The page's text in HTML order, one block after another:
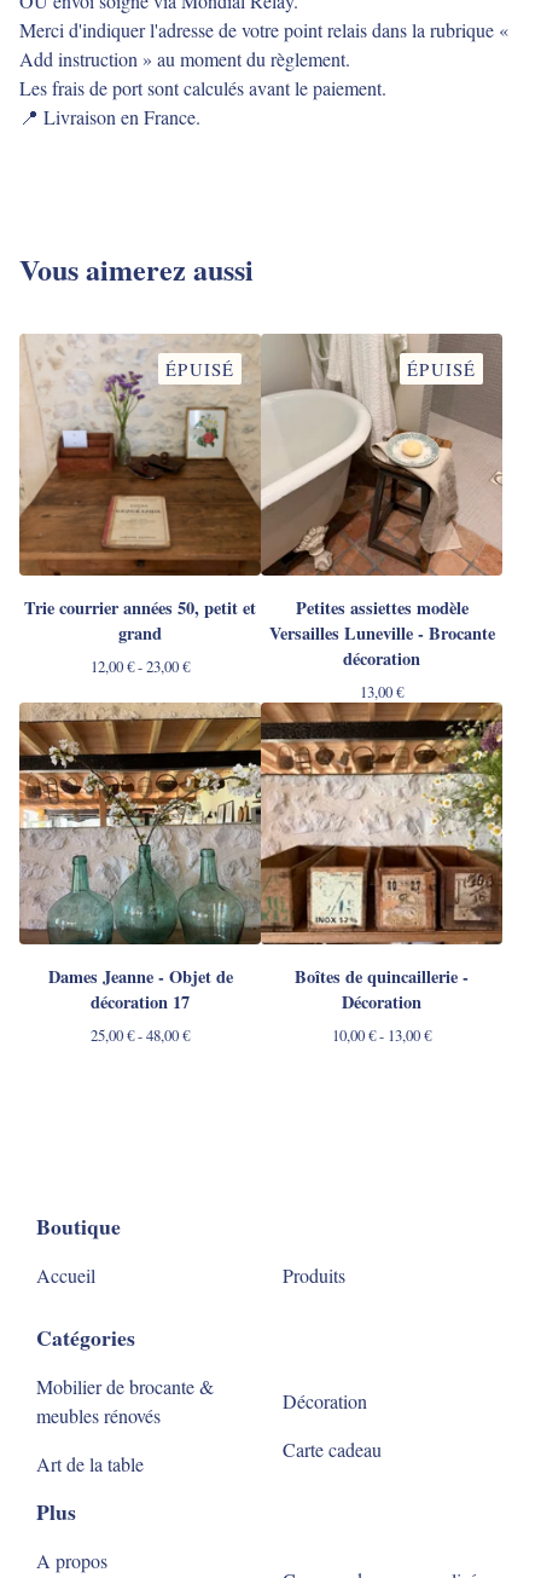
Merci d'indiquer l'adresse de votre point relais dans la rubrique «
Add instruction » au moment du règlement.
Les frais de port sont calculés avant le paiement.
📍 Livraison en France.
Vous aimerez aussi
ÉPUISÉ
Trie courrier années 50, petit et
grand
12,00€- 23,00€
ÉPUISÉ
Petites assiettes modèle
Versailles Luneville - Brocante
décoration
13,00€
Dames Jeanne - Objet de
décoration 17
25,00€- 48,00€
Boîtes de quincaillerie -
Décoration
10,00€- 13,00€
Boutique
Accueil Produits
Catégories
Mobilier de brocante &
meubles rénovés
Art de la table
Décoration
Carte cadeau
Plus
A propos